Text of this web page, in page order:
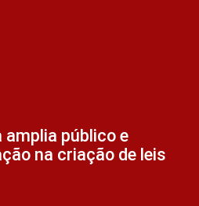
público e
na criação de leis